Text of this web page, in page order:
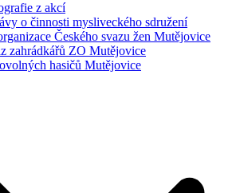
z akcí
o činnosti mysliveckého sdružení
Českého svazu žen Mutějovice
zahrádkářů ZO Mutějovice
hasičů Mutějovice